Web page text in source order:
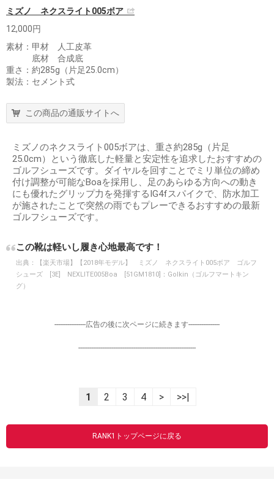
ミズノ ネクスライト005ボア
12,000円
素材：甲材 人工皮革
底材 合成底
重さ：約285g（片足25.0cm）
製法：セメント式
この商品の通販サイトへ
ミズノのネクスライト005ボアは、重さ約285g（片足
25.0cm）という徹底した軽量と安定性を追求したおすすめの
ゴルフシューズです。ダイヤルを回すことでミリ単位の締め
付け調整が可能なBoaを採用し、足のあらゆる方向への動き
にも優れたグリップ力を発揮するIG4fスパイクで、防水加工
が施されたことで突然の雨でもプレーできるおすすめの最新
ゴルフシューズです。
この靴は軽いし履き心地最高です！
出典：
【楽天市場】【2018年モデル】 ミズノ ネクスライト005ボア ゴルフ
シューズ [3E] NEXLITE005Boa [51GM1810]：Golkin（ゴルフマートキン
グ）
-----------------広告の後に次ページに続きます-----------------
----------------------------------------------------------------
1 2 3 4 > >>|
RANK1トップページに戻る